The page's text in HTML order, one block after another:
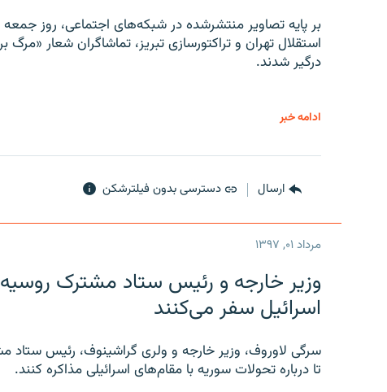
بر پایه تصاویر منتشرشده در شبکه‌های اجتماعی، روز جمعه
استقلال تهران و تراکتورسازی تبریز، تماشاگران شعار «مرگ
درگیر شدند.
ادامه خبر
ارسال دسترسی بدون فیلترشکن
مرداد ۰۱, ۱۳۹۷
وزیر خارجه و رئیس‌ ستاد مشترک روسیه
اسرائیل سفر می‌کنند
سرگی لاوروف، وزیر خارجه و ولری گراشینوف، رئیس ستاد
تا درباره تحولات سوریه با مقام‌های اسرائیلی مذاکره کنند.